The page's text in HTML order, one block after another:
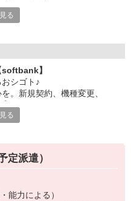
ート。
♪
ンター、受付
工・組立・検査
る
】
シゴト♪
。新規契約、機種変更、
softbank(ソフトバンク)など
る
定派遣）
能力による）